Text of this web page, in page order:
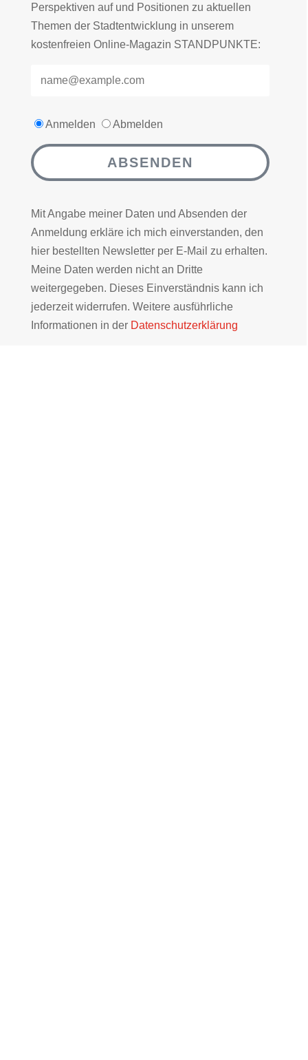
Perspektiven auf und Positionen zu aktuellen
Themen der Stadtentwicklung in unserem
kostenfreien Online-Magazin STANDPUNKTE:
Anmelden Abmelden
ABSENDEN
Mit Angabe meiner Daten und Absenden der
Anmeldung erkläre ich mich einverstanden, den
hier bestellten Newsletter per E-Mail zu erhalten.
Meine Daten werden nicht an Dritte
weitergegeben. Dieses Einverständnis kann ich
jederzeit widerrufen. Weitere ausführliche
Informationen in der Datenschutzerklärung